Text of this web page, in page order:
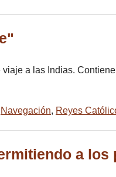
a las Indias.
Navegación, Reyes
a